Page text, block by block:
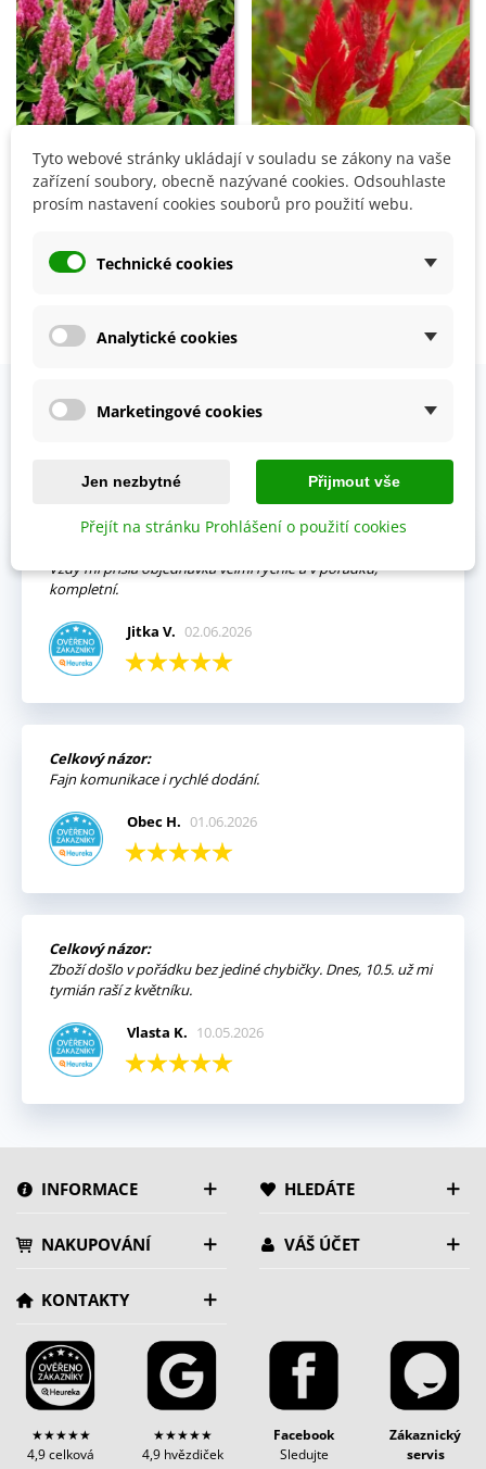
Přidat do košíku
Nevadlec růžový - Celosia
50 Kč
Nevadlec ohnivý - Celosia
plumosa - semena - 50 ks
Zobrazení 1-4 z 4 položek
Prohlédněte si vybraná hodnocení našich zákazníků.
Vždy mi přišla objednávka velmi rychle a v pořádku,
kompletní.
Jitka V. 02.06.2026
Celkový názor:
Fajn komunikace i rychlé dodání.
Obec H. 01.06.2026
Celkový názor:
Zboží došlo v pořádku bez jediné chybičky. Dnes, 10.5. už mi
tymián raší z květníku.
Vlasta K. 10.05.2026
INFORMACE HLEDÁTE
NAKUPOVÁNÍ VÁŠ ÚČET
KONTAKTY
★★★★★
4,9 celková
★★★★★
4,9 hvězdiček
Facebook
Sledujte
Zákaznický
servis
Tyto webové stránky ukládají v souladu se zákony na vaše
zařízení soubory, obecně nazývané cookies. Odsouhlaste
prosím nastavení cookies souborů pro použití webu.
Technické cookies
Analytické cookies
Marketingové cookies
Jen nezbytné Přijmout vše
Přejít na stránku Prohlášení o použití cookies